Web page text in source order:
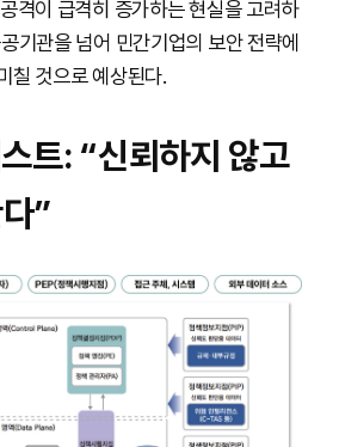
격이 급격히 증가하는 현실을 고려하
기관을 넘어 민간기업의 보안 전략에
칠 것으로 예상된다.
트: “신뢰하지 않고
”